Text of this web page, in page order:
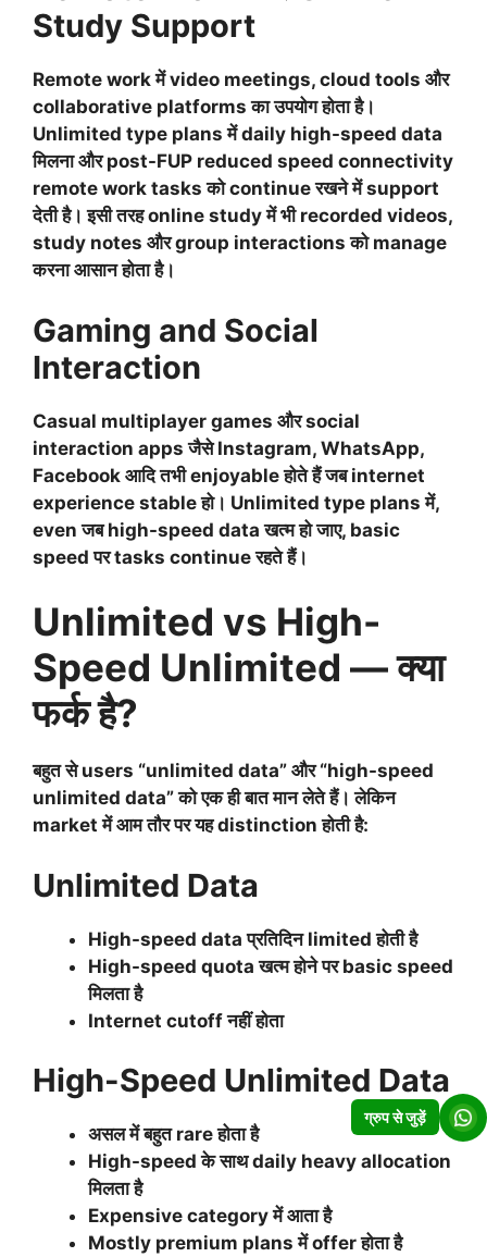
Study Support
Remote work में video meetings, cloud tools और
collaborative platforms का उपयोग होता है।
Unlimited type plans में daily high-speed data
मिलना और post-FUP reduced speed connectivity
remote work tasks को continue रखने में support
देती है। इसी तरह online study में भी recorded videos,
study notes और group interactions को manage
करना आसान होता है।
Gaming and Social
Interaction
Casual multiplayer games और social
interaction apps जैसे Instagram, WhatsApp,
Facebook आदि तभी enjoyable होते हैं जब internet
experience stable हो। Unlimited type plans में,
even जब high-speed data खत्म हो जाए, basic
speed पर tasks continue रहते हैं।
Unlimited vs High-
Speed Unlimited — क्या
फर्क है?
बहुत से users “unlimited data” और “high-speed
unlimited data” को एक ही बात मान लेते हैं। लेकिन
market में आम तौर पर यह distinction होती है:
Unlimited Data
High-speed data प्रतिदिन limited होती है
High-speed quota खत्म होने पर basic speed
मिलता है
Internet cutoff नहीं होता
High-Speed Unlimited Data
असल में बहुत rare होता है
High-speed के साथ daily heavy allocation
मिलता है
Expensive category में आता है
Mostly premium plans में offer होता है
ग्रुप से जुड़ें